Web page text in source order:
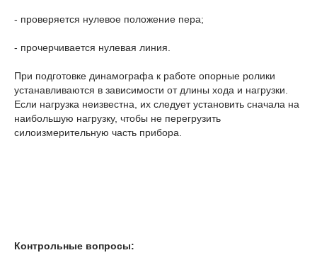
- проверяется нулевое положение пера;
- прочерчивается нулевая линия.
При подготовке динамографа к работе опорные ролики
устанавливаются в зависимости от длины хода и нагрузки.
Если нагрузка неизвестна, их следует установить сначала на
наибольшую нагрузку, чтобы не перегрузить
силоизмерительную часть прибора.
Контрольные вопросы: